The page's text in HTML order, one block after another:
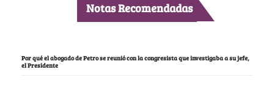
Notas Recomendadas
Por qué el abogado de Petro se reunió con la congresista que investigaba a su jefe,
el Presidente